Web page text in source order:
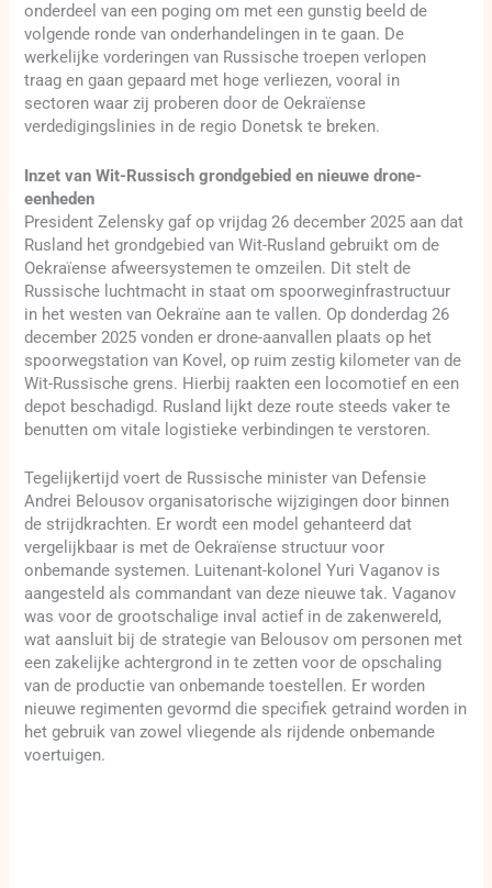
onderdeel van een poging om met een gunstig beeld de
volgende ronde van onderhandelingen in te gaan. De
werkelijke vorderingen van Russische troepen verlopen
traag en gaan gepaard met hoge verliezen, vooral in
sectoren waar zij proberen door de Oekraïense
verdedigingslinies in de regio Donetsk te breken.
Inzet van Wit-Russisch grondgebied en nieuwe drone-
eenheden
President Zelensky gaf op vrijdag 26 december 2025 aan dat
Rusland het grondgebied van Wit-Rusland gebruikt om de
Oekraïense afweersystemen te omzeilen. Dit stelt de
Russische luchtmacht in staat om spoorweginfrastructuur
in het westen van Oekraïne aan te vallen. Op donderdag 26
december 2025 vonden er drone-aanvallen plaats op het
spoorwegstation van Kovel, op ruim zestig kilometer van de
Wit-Russische grens. Hierbij raakten een locomotief en een
depot beschadigd. Rusland lijkt deze route steeds vaker te
benutten om vitale logistieke verbindingen te verstoren.
Tegelijkertijd voert de Russische minister van Defensie
Andrei Belousov organisatorische wijzigingen door binnen
de strijdkrachten. Er wordt een model gehanteerd dat
vergelijkbaar is met de Oekraïense structuur voor
onbemande systemen. Luitenant-kolonel Yuri Vaganov is
aangesteld als commandant van deze nieuwe tak. Vaganov
was voor de grootschalige inval actief in de zakenwereld,
wat aansluit bij de strategie van Belousov om personen met
een zakelijke achtergrond in te zetten voor de opschaling
van de productie van onbemande toestellen. Er worden
nieuwe regimenten gevormd die specifiek getraind worden in
het gebruik van zowel vliegende als rijdende onbemande
voertuigen.